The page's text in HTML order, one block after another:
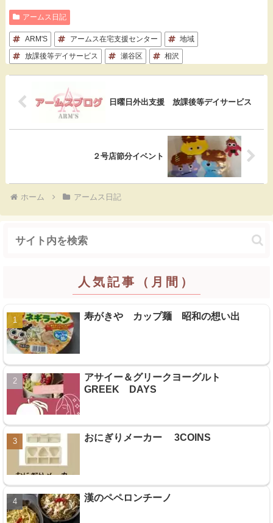
c
e
b
o
k
e
n
k
e
e
アームス日記
ARM'S アームス在宅支援センター
地域
放課後等デイサービス
瀬谷区 相沢
日曜日外出支援 放課後等デイサービス
２号店節分イベント
ホーム アームス日記
人気記事（月間）
寿がきや カップ麺 昭和の想い出
アサイー＆グリークヨーグルト
GREEK DAYS
おにぎりメーカー 3COINS
漢のペペロンチーノ